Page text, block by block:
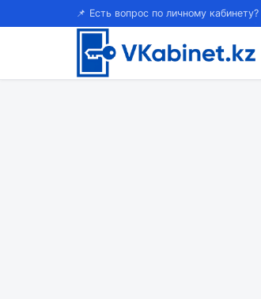
📌 Есть вопрос по личному кабинету?